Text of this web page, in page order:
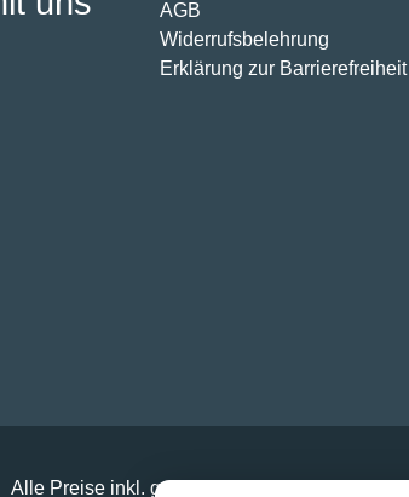
AGB
Widerrufsbelehrung
Erklärung zur Barrierefreiheit
Alle Preise inkl. gesetzl. Mehrwertsteuer zzgl.